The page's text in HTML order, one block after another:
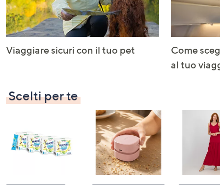
Viaggiare sicuri con il tuo pet
Come
al tuo
Scelti per te